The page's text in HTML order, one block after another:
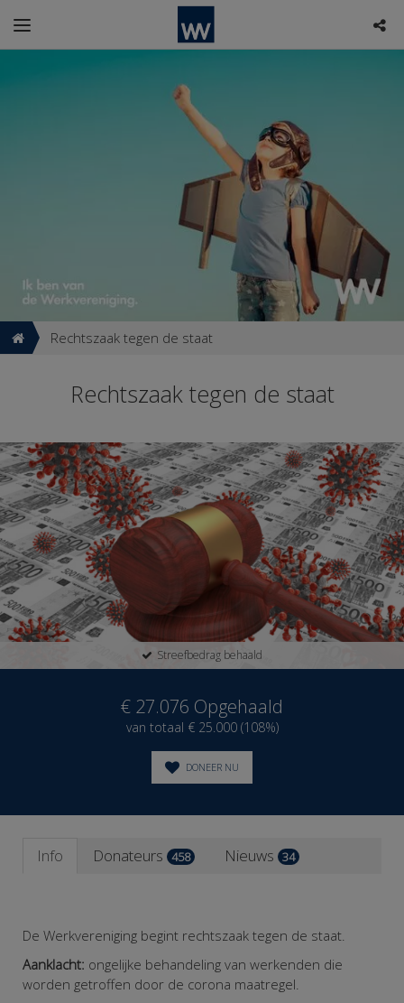
Rechtszaak tegen de staat
Rechtszaak tegen de staat
Streefbedrag behaald
€ 27.076 Opgehaald
van totaal € 25.000 (108%)
DONEER NU
Info Donateurs 458 Nieuws 34
De Werkvereniging begint rechtszaak tegen de staat.
Aanklacht: ongelijke behandeling van werkenden die
worden getroffen door de corona maatregel.